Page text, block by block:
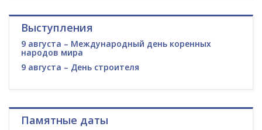
Выступления
9 августа – Международный день коренных
народов мира
9 августа – День строителя
Памятные даты